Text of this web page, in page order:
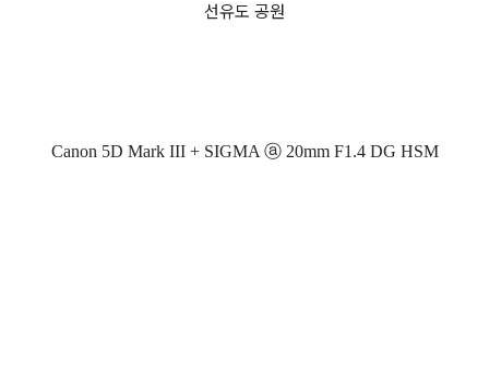
선유도 공원
Canon 5D Mark III + SIGMA ⓐ 20mm F1.4 DG HSM